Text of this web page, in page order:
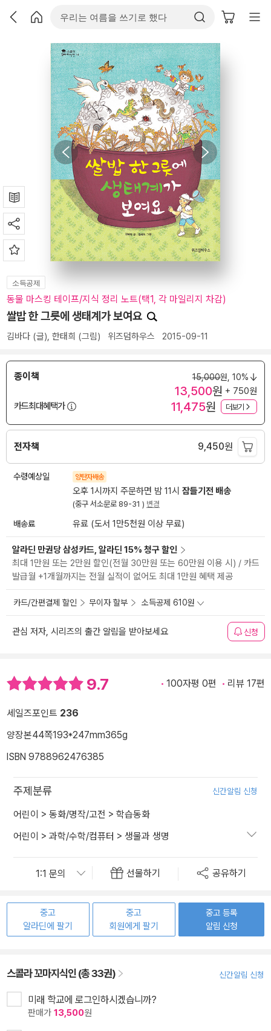
소득공제
동물 마스킹 테이프/지식 정리 노트(택1, 각 마일리지 차감)
쌀밥 한 그릇에 생태계가 보여요
김바다 (글), 한태희 (그림) 위즈덤하우스 2015-09-11
종이책 15,000원, 10%
13,500원 + 750원
카드최대혜택가
11,475원 더보기
전자책 9,450원
수령예상일 양탄자배송
오후 1시까지 주문하면 밤 11시 잠들기전 배송
(중구 서소문로 89-31 ) 변경
배송료 유료 (도서 1만5천원 이상 무료)
알라딘 만권당 삼성카드, 알라딘 15% 청구 할인
최대 1만원 또는 2만원 할인(전월 30만원 또는 60만원 이용 시) / 카드
발급월 +1개월까지는 전월 실적이 없어도 최대 1만원 혜택 제공
카드/간편결제 할인 무이자 할부 소득공제 610원
관심 저자, 시리즈의 출간 알림을 받아보세요 신청
9.7 100자평 0편 리뷰 17편
세일즈포인트 236
양장본44쪽193*247mm365g
ISBN 9788962476385
주제분류 신간알림 신청
어린이 > 동화/명작/고전 > 학습동화
어린이 > 과학/수학/컴퓨터 > 생물과 생명
선물하기 공유하기
중고
알라딘에 팔기
중고
회원에게 팔기
중고 등록
알림 신청
스콜라 꼬마지식인 (총 33권) 신간알림 신청
미래 학교에 로그인하시겠습니까?
판매가 13,500원